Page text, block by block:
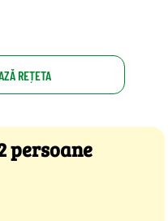
REȚETA
persoane